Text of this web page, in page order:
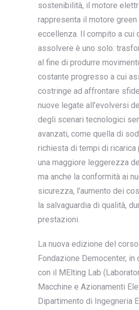
sostenibilità, il motore
rappresenta il motore green
eccellenza. Il compito a cui
assolvere è uno solo:
al fine di produrre
costante progresso a cui
costringe ad affrontare
nuove legate all’evolversi
degli scenari tecnologici
avanzati, come quella di
richiesta di tempi di ricarica
una maggiore leggerezza
ma anche la conformità ai
sicurezza, l’aumento dei
la salvaguardia di qualità,
prestazioni.
La nuova edizione del
Fondazione Democenter, in
con il MElting Lab
Macchine e Azionamenti
Dipartimento di Ingegneria